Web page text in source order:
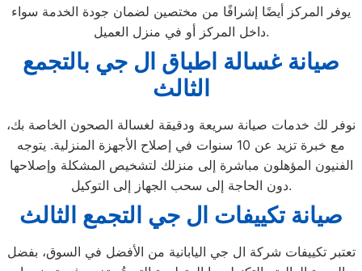
يوفر المركز أيضًا إشرافًا من مختصين لضمان جودة الخدمة سواء
داخل المركز أو في منزل العميل.
صيانة غسالة اطباق ال جي بالتجمع
الثالث
نوفر لك خدمات صيانة سريعة ودقيقة لغسالة الصحون الخاصة بك،
مع خبرة تزيد عن 10 سنوات في إصلاح الأجهزة المنزلية. يتوجه
الفنيون المؤهلون مباشرة إلى منزلك لتشخيص المشكلة وإصلاحها
دون الحاجة إلى سحب الجهاز إلى التوكيل.
صيانة تكييفات ال جي التجمع الثالث
تعتبر تكييفات شركة ال جي اليابانية من الأفضل في السوق، بفضل